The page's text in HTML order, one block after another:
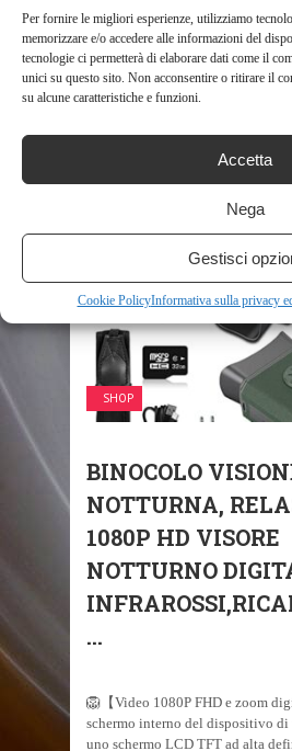
Per fornire le migliori esperienze, utilizziamo
memorizzare e/o accedere alle informazioni del
tecnologie ci permetterà di elaborare dati come il
unici su questo sito. Non acconsentire o ritirare il
su alcune caratteristiche e funzioni.
Accetta
Nega
Gestisci
Cookie PolicyInformativa sulla privacy
presenta un obiettivo doppio
elemento in fluorite sintetica,
correzione del colore per usi visivi e
fotografici.Eccezionale
utilizzando vetro di altissima ...
SHOP
BINOCOLO
NOTTURNA,
1080P HD VISORE
NOTTURNO
...
🦁【Video 1080P FHD e zoom
schermo interno del dispositivo
uno schermo LCD TFT ad alta